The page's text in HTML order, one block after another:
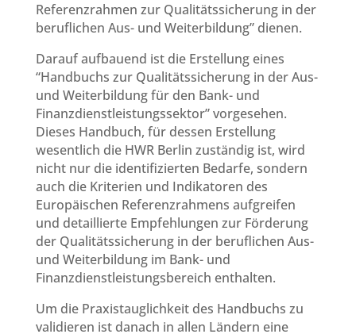
Referenzrahmen zur Qualitätssicherung in der
beruflichen Aus- und Weiterbildung” dienen.
Darauf aufbauend ist die Erstellung eines
“Handbuchs zur Qualitätssicherung in der Aus-
und Weiterbildung für den Bank- und
Finanzdienstleistungssektor” vorgesehen.
Dieses Handbuch, für dessen Erstellung
wesentlich die HWR Berlin zuständig ist, wird
nicht nur die identifizierten Bedarfe, sondern
auch die Kriterien und Indikatoren des
Europäischen Referenzrahmens aufgreifen
und detaillierte Empfehlungen zur Förderung
der Qualitätssicherung in der beruflichen Aus-
und Weiterbildung im Bank- und
Finanzdienstleistungsbereich enthalten.
Um die Praxistauglichkeit des Handbuchs zu
validieren ist danach in allen Ländern eine